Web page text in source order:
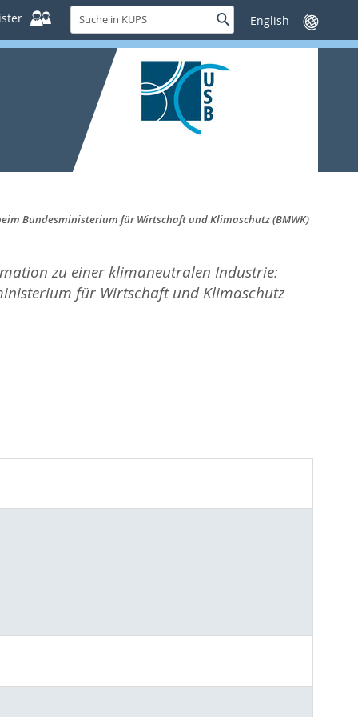
Suche
in
KUPS
SucheSprache
wechseln
Bundesministerium für Wirtschaft und Klimaschutz (BMWK)
zu einer klimaneutralen Industrie:
für Wirtschaft und Klimaschutz